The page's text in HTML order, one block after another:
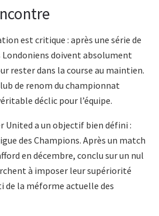
est critique : après une série de
doivent absolument
rester dans la course au maintien.
de renom du championnat
déclic pour l’équipe.
United a un objectif bien défini :
des Champions. Après un match
en décembre, conclu sur un nul
à imposer leur supériorité
de la méforme actuelle des